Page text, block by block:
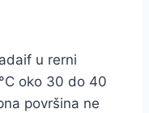
u rerni
oko 30 do 40
površina ne